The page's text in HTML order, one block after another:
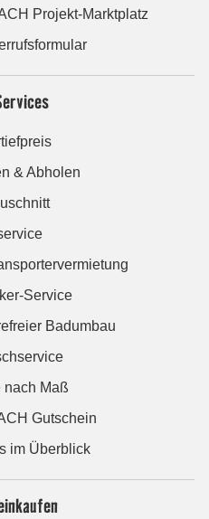
Projekt-Marktplatz
& Abholen
Service
Badumbau
nach Maß
Gutschein
im Überblick